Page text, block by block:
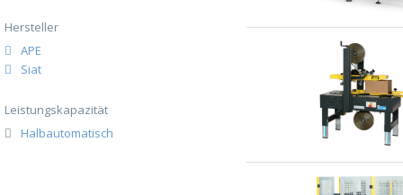
Hersteller
APE
Siat
Leistungskapazität
Halbautomatisch